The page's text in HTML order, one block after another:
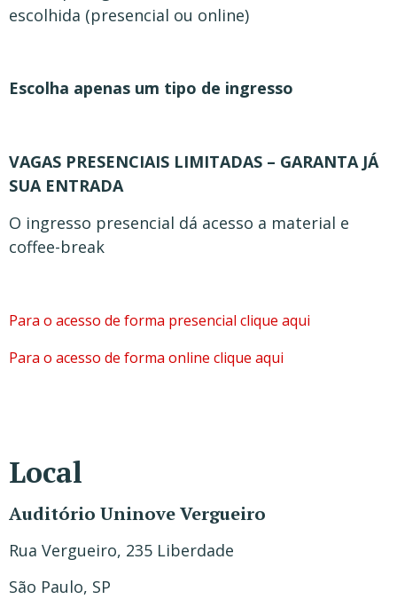
escolhida (presencial ou online)
Escolha apenas um tipo de ingresso
VAGAS PRESENCIAIS LIMITADAS – GARANTA JÁ
SUA ENTRADA
O ingresso presencial dá acesso a material e
coffee-break
Para o acesso de forma presencial clique aqui
Para o acesso de forma online clique aqui
Local
Auditório Uninove Vergueiro
Rua Vergueiro, 235 Liberdade
São Paulo, SP